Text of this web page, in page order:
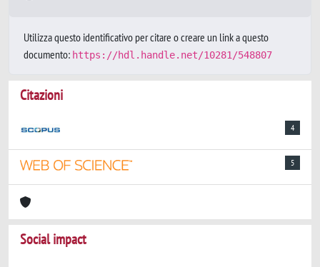
Utilizza questo identificativo per citare o creare un link a questo
documento: https://hdl.handle.net/10281/548807
Citazioni
4
5
Social impact